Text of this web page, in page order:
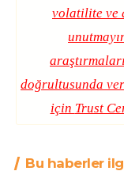
volatilite ve
doğrultusunda
için Trust
Bu haberler